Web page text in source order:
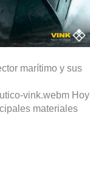
marítimo y sus
vink.webm Hoy
materiales